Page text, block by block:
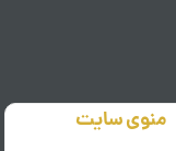
منوی سایت